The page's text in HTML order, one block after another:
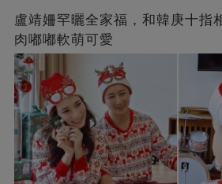
盧靖姍罕曬全家福，和韓庚十指
肉嘟嘟軟萌可愛